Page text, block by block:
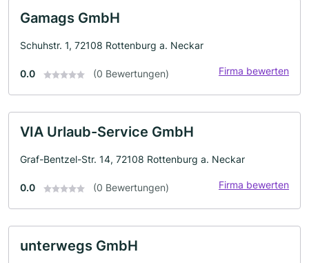
Gamags GmbH
Schuhstr. 1, 72108 Rottenburg a. Neckar
0.0 (0 Bewertungen) Firma bewerten
VIA Urlaub-Service GmbH
Graf-Bentzel-Str. 14, 72108 Rottenburg a. Neckar
0.0 (0 Bewertungen) Firma bewerten
unterwegs GmbH